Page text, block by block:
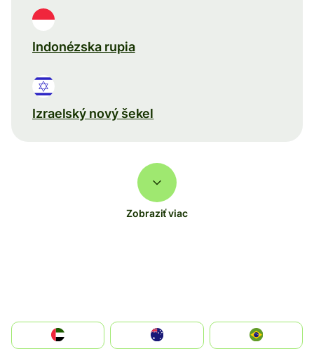
Indonézska rupia
Izraelský nový šekel
Zobraziť viac
الإمارات العربية المتحدة